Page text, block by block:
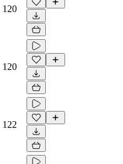
120
120
122